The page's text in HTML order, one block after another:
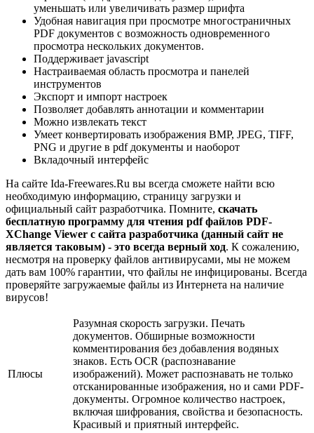
уменьшать или увеличивать размер шрифта
Удобная навигация при просмотре многостраничных
PDF документов с возможность одновременного
просмотра нескольких документов.
Поддерживает javascript
Настраиваемая область просмотра и панелей
инструментов
Экспорт и импорт настроек
Позволяет добавлять аннотации и комментарии
Можно извлекать текст
Умеет конвертировать изображения BMP, JPEG, TIFF,
PNG и другие в pdf документы и наоборот
Вкладочный интерфейс
На сайте Ida-Freewares.Ru вы всегда сможете найти всю
необходимую информацию, страницу загрузки и
официальный сайт разработчика. Помните, скачать
бесплатную программу для чтения pdf файлов PDF-
XChange Viewer с сайта разработчика (данный сайт не
является таковым) - это всегда верный ход. К сожалению,
несмотря на проверку файлов антивирусами, мы не можем
дать вам 100% гарантии, что файлы не инфицированы. Всегда
проверяйте загружаемые файлы из Интернета на наличие
вирусов!
Плюсы
Разумная скорость загрузки. Печать
документов. Обширные возможности
комментирования без добавления водяных
знаков. Есть OCR (распознавание
изображений). Может распознавать не только
отсканированные изображения, но и сами PDF-
документы. Огромное количество настроек,
включая шифрования, свойства и безопасность.
Красивый и приятный интерфейс.